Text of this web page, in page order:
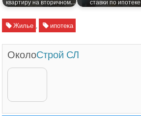
квартиру на вторичном…
ставки по ипотеке
Жилье , ипотека
ОколоСтрой СЛ